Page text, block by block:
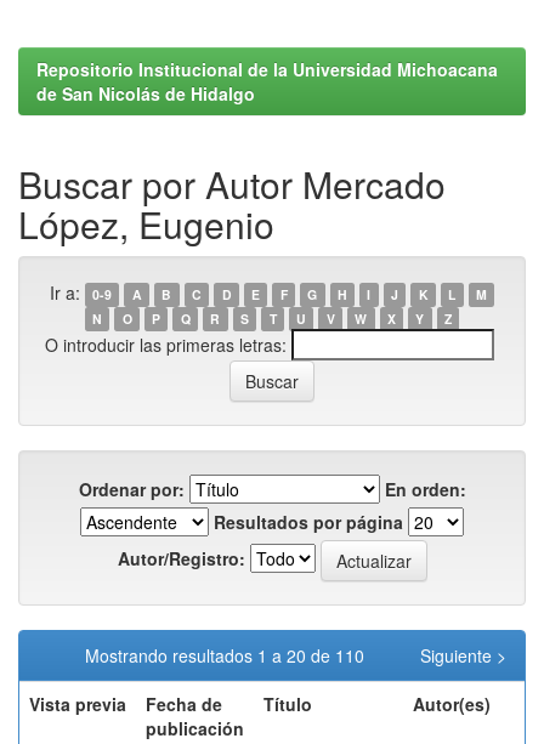
Repositorio Institucional de la Universidad Michoacana
de San Nicolás de Hidalgo
Buscar por Autor Mercado
López, Eugenio
Ir a: 0-9 A B C D E F G H I J K L
M
N
O P Q R S T U V W X Y Z
O introducir las primeras letras:
Ordenar por:
En orden:
Resultados por página
Autor/Registro:
Mostrando resultados 1 a 20 de 110
Siguiente >
Vista previa
Fecha de
publicación
Título Autor(es)